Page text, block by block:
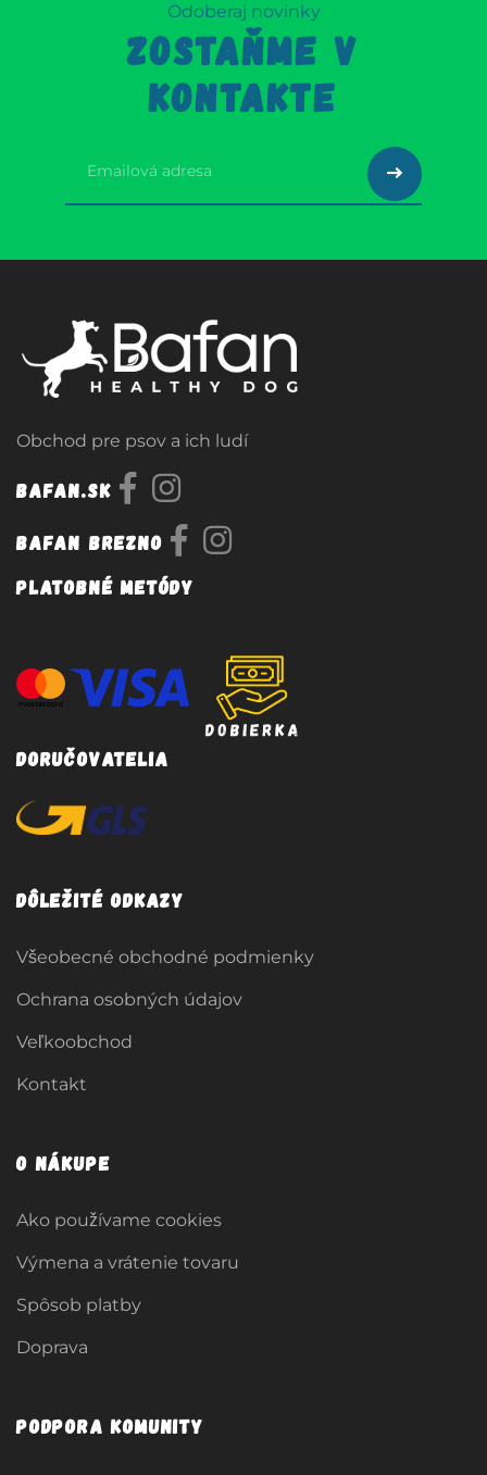
Odoberaj novinky
ZOSTAŇME V
KONTAKTE
Obchod pre psov a ich ludí
Bafan.sk
Bafan Brezno
Platobné metódy
Doručovatelia
Dôležité odkazy
Všeobecné obchodné podmienky
Ochrana osobných údajov
Veľkoobchod
Kontakt
O nákupe
Ako používame cookies
Výmena a vrátenie tovaru
Spôsob platby
Doprava
Podpora komunity